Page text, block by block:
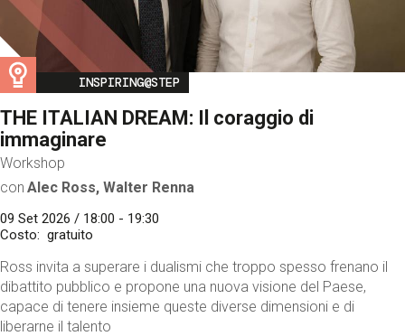
Image
INSPIRING@STEP
THE ITALIAN DREAM: Il coraggio di
immaginare
Workshop
con Alec Ross, Walter Renna
09 Set 2026 / 18:00 - 19:30
Costo
gratuito
Ross invita a superare i dualismi che troppo spesso frenano il
dibattito pubblico e propone una nuova visione del Paese,
capace di tenere insieme queste diverse dimensioni e di
liberarne il talento